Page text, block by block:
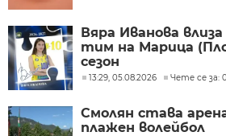
Вяра Иванова
тим на Марица
сезон
13:29, 05.08.2026 Чете се за:
Смолян става
плажен волейбол